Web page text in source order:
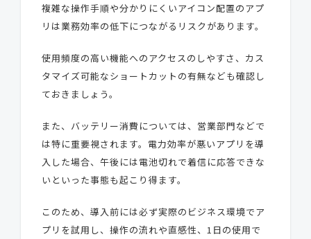
複雑な操作手順や分かりにくいアイコン配置のアプ
リは業務効率の低下につながるリスクがあります。
使用頻度の高い機能へのアクセスのしやすさ、カス
タマイズ可能なショートカットの有無なども確認し
ておきましょう。
また、バッテリー消費については、営業部門などで
は特に重要視されます。電力効率が悪いアプリを導
入した場合、午後には電池切れで着信に応答できな
いといった事態も起こり得ます。
このため、導入前には必ず実際のビジネス環境でア
プリを試用し、操作の流れや直感性、1日の使用で